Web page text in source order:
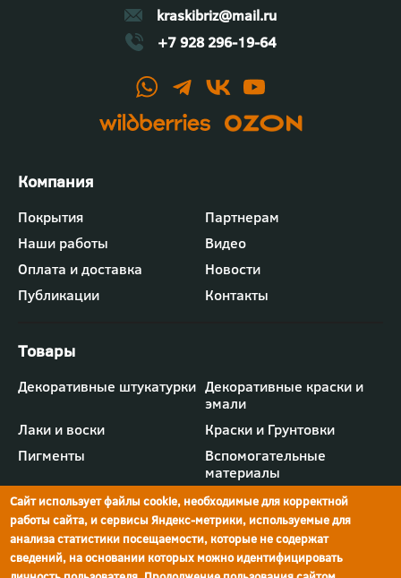
kraskibriz@mail.ru
+7 928 296-19-64
г.Ростов-на-Дону,
ул.Мечникова, д.134
просп. Шолохова, 211/4,
Ростов-на-Дону
Футер
-
меню
"Компания"
Покрытия
Партнерам
Наши работы
Видео
Оплата и доставка
Новости
Публикации
Контакты
Футер
-
меню
"Товары"
Декоративные штукатурки Декоративные краски и
эмали
Лаки и воски
Краски и Грунтовки
Пигменты
Вспомогательные
материалы
Сайт использует файлы cookie, необходимые для корректной
работы сайта, и сервисы Яндекс-метрики, используемые для
анализа статистики посещаемости, которые не содержат
сведений, на основании которых можно идентифицировать